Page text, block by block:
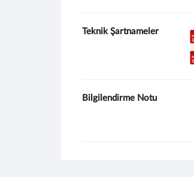
Teknik Şartnameler
Bilgilendirme Notu